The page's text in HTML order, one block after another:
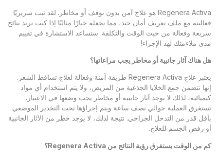
Regenera Activa هو علاج آمن بدون توقف أو مخاطر. لقد ثبت سريريًا
فعاليته مع ملف تعريف أمان جيد، مما يجعله خيارًا مثاليًا إذا كنت تريد نتائج
سريعة وفعالة من حيث الوقت والتكلفة. ستساعد الاستشارة في تقييم
مدى ملاءمتك لهذ الإجراء!
هل هناك آثار جانبية أو مخاطر يجب مراعاتها؟
يعتبر علاج Regenera Activa طريقة آمنة وفعالة لعلاج تساقط الشعر.
إنها تتضمن جمع الخلايا الجذعية من المريض، ولا يتم استخدام أي مواد
كيميائية، لذلك لا توجد آثار جانبية أو مخاطر يجب وضعها في الاعتبار.
تستغرق العملية حوالي نصف ساعة ويتم إجراؤها تحت التخدير الموضعي
بأقل قدر من التدخل الجراحي. نتيجة لذلك، لا يوجد خطر من الآثار الجانبية
أو رفض الجسم للعلاج.
كم من الوقت يستغرق رؤية النتائج من ؟